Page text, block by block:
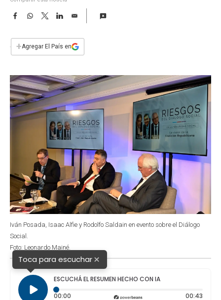
F
e
b
k
W
s
p
T
w
t
L
n
E
i
l
+Agregar El País en
Iván Posada, Isaac Alfie y Rodolfo Saldain en evento sobre el Diálogo
Social.
Foto: Leonardo Mainé.
Toca para escuchar×
ESCUCHÁ EL RESUMEN HECHO CON IA
00:00 Tiempo transcurrido: 0 segundos 00:43